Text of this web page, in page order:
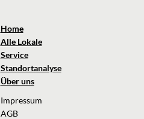
Home
Alle Lokale
Service
Standortanalyse
Über uns
Impressum
AGB